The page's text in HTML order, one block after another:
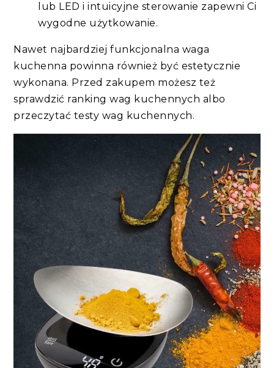
lub LED i intuicyjne sterowanie zapewni Ci
wygodne użytkowanie.
Nawet najbardziej funkcjonalna waga
kuchenna powinna również być estetycznie
wykonana. Przed zakupem możesz też
sprawdzić ranking wag kuchennych albo
przeczytać testy wag kuchennych.